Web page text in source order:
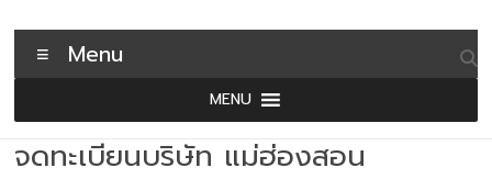
Menu
MENU
จดทะเบียนบริษัท แม่ฮ่องสอน